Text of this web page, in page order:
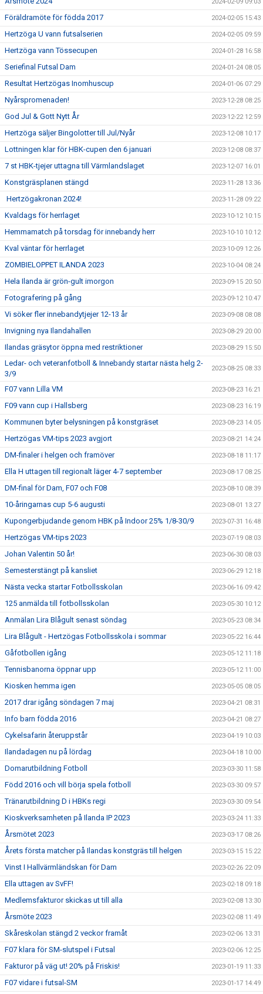
Föräldramöte för födda 2017 2024-02-05 15:43
Hertzöga U vann futsalserien 2024-02-05 09:59
Hertzöga vann Tössecupen 2024-01-28 16:58
Seriefinal Futsal Dam 2024-01-24 08:05
Resultat Hertzögas Inomhuscup 2024-01-06 07:29
Nyårspromenaden! 2023-12-28 08:25
God Jul & Gott Nytt År 2023-12-22 12:59
Hertzöga säljer Bingolotter till Jul/Nyår 2023-12-08 10:17
Lottningen klar för HBK-cupen den 6 januari 2023-12-08 08:37
7 st HBK-tjejer uttagna till Värmlandslaget 2023-12-07 16:01
Konstgräsplanen stängd 2023-11-28 13:36
Hertzögakronan 2024! 2023-11-28 09:22
Kvaldags för herrlaget 2023-10-12 10:15
Hemmamatch på torsdag för innebandy herr 2023-10-10 10:12
Kval väntar för herrlaget 2023-10-09 12:26
ZOMBIELOPPET ILANDA 2023 2023-10-04 08:24
Hela Ilanda är grön-gult imorgon 2023-09-15 20:50
Fotografering på gång 2023-09-12 10:47
Vi söker fler innebandytjejer 12-13 år 2023-09-08 08:08
Invigning nya Ilandahallen 2023-08-29 20:00
Ilandas gräsytor öppna med restriktioner 2023-08-29 15:50
Ledar- och veteranfotboll & Innebandy startar nästa helg 2-
3/9
2023-08-25 08:33
F07 vann Lilla VM 2023-08-23 16:21
F09 vann cup i Hallsberg 2023-08-23 16:19
Kommunen byter belysningen på konstgräset 2023-08-23 14:05
Hertzögas VM-tips 2023 avgjort 2023-08-21 14:24
DM-finaler i helgen och framöver 2023-08-18 11:17
Ella H uttagen till regionalt läger 4-7 september 2023-08-17 08:25
DM-final för Dam, F07 och F08 2023-08-10 08:39
10-åringarnas cup 5-6 augusti 2023-08-01 13:27
Kupongerbjudande genom HBK på Indoor 25% 1/8-30/9 2023-07-31 16:48
Hertzögas VM-tips 2023 2023-07-19 08:03
Johan Valentin 50 år! 2023-06-30 08:03
Semesterstängt på kansliet 2023-06-29 12:18
Nästa vecka startar Fotbollsskolan 2023-06-16 09:42
125 anmälda till fotbollsskolan 2023-05-30 10:12
Anmälan Lira Blågult senast söndag 2023-05-23 08:34
Lira Blågult - Hertzögas Fotbollsskola i sommar 2023-05-22 16:44
Gåfotbollen igång 2023-05-12 11:18
Tennisbanorna öppnar upp 2023-05-12 11:00
Kiosken hemma igen 2023-05-05 08:05
2017 drar igång söndagen 7 maj 2023-04-21 08:31
Info barn födda 2016 2023-04-21 08:27
Cykelsafarin återuppstår 2023-04-19 10:03
Ilandadagen nu på lördag 2023-04-18 10:00
Domarutbildning Fotboll 2023-03-30 11:58
Född 2016 och vill börja spela fotboll 2023-03-30 09:57
Tränarutbildning D i HBKs regi 2023-03-30 09:54
Kioskverksamheten på Ilanda IP 2023 2023-03-24 11:33
Årsmötet 2023 2023-03-17 08:26
Årets första matcher på Ilandas konstgräs till helgen 2023-03-15 15:22
Vinst I Hallvärmländskan för Dam 2023-02-26 22:09
Ella uttagen av SvFF! 2023-02-18 09:18
Medlemsfakturor skickas ut till alla 2023-02-08 13:30
Årsmöte 2023 2023-02-08 11:49
Skåreskolan stängd 2 veckor framåt 2023-02-06 13:31
F07 klara för SM-slutspel i Futsal 2023-02-06 12:25
Fakturor på väg ut! 20% på Friskis! 2023-01-19 11:33
F07 vidare i futsal-SM 2023-01-17 14:49